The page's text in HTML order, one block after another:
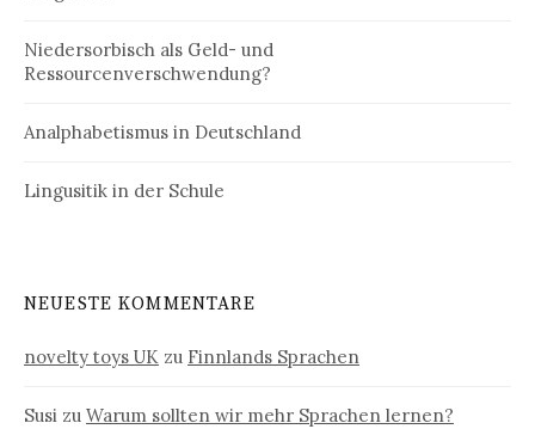
Niedersorbisch als Geld- und
Ressourcenverschwendung?
Analphabetismus in Deutschland
Lingusitik in der Schule
NEUESTE KOMMENTARE
novelty toys UK zu Finnlands Sprachen
Susi zu Warum sollten wir mehr Sprachen lernen?